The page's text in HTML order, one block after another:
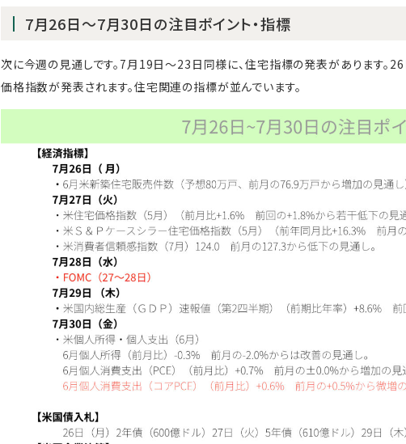
7月26日～7月30日の注目ポイント・指標
次に今週の見通しです。7月19日～23日同様に、住宅指標の発表があります。
価格指数が発表されます。住宅関連の指標が並んでいます。